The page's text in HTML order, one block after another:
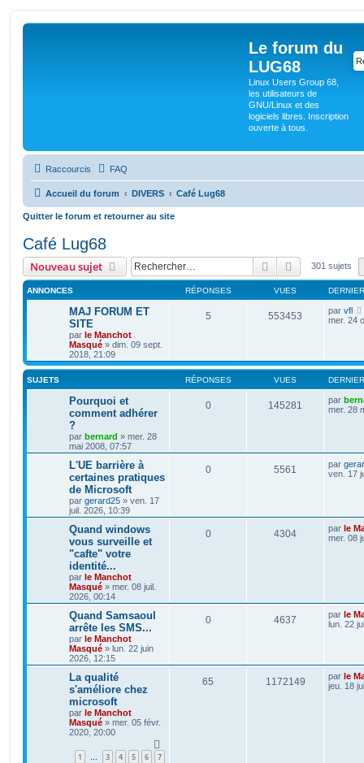
Le forum du
LUG68
Linux Users Group 68,
les utilisateurs de
GNU/Linux et des
logiciels libres. Inscription
ouverte à tous.
Raccourcis FAQ
Accueil du forum DIVERS Café Lug68
Quitter le forum et retourner au site
Café Lug68
Nouveau sujet RechercherRecherche
301 sujets
ANNONCES RÉPONSES VUES
MAJ FORUM ET
SITE
par le Manchot
Masqué » dim. 09 sept.
2018, 21:09
5 553453 par vfl
mer. 24
SUJETS RÉPONSES VUES
Pourquoi et
comment adhérer
?
par bernard » mer. 28
mai 2008, 07:57
0 145281 par
mer. 28
L'UE barrière à
certaines pratiques
de Microsoft
par gerard25 » ven. 17
juil. 2026, 10:39
0 5561 par
ven. 17
Quand windows
vous surveille et
"cafte" votre
identité...
par le Manchot
Masqué » mer. 08 juil.
2026, 00:14
0 4304 par le
mer. 08
Quand Samsaoul
arrête les SMS...
par le Manchot
Masqué » lun. 22 juin
2026, 12:15
0 4637 par le
lun. 22
La qualité
s'améliore chez
microsoft
par le Manchot
Masqué » mer. 05 févr.
2020, 20:00
1 … 3 4 5 6 7
65 1172149 par le
jeu. 18